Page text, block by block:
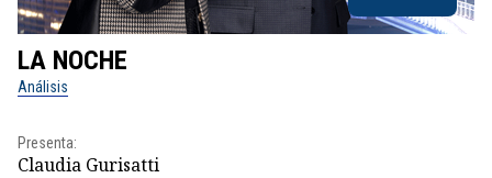
LA NOCHE
Análisis
Presenta:
Claudia Gurisatti